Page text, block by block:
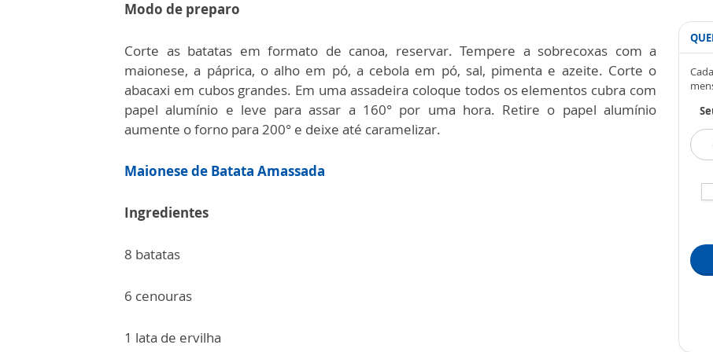
Modo de preparo
Corte as batatas em formato de canoa, reservar. Tempere a sobrecoxas com a
maionese, a páprica, o alho em pó, a cebola em pó, sal, pimenta e azeite. Corte o
abacaxi em cubos grandes. Em uma assadeira coloque todos os elementos cubra com
papel alumínio e leve para assar a 160° por uma hora. Retire o papel alumínio
aumente o forno para 200° e deixe até caramelizar.
Maionese de Batata Amassada
Ingredientes
8 batatas
6 cenouras
1 lata de ervilha